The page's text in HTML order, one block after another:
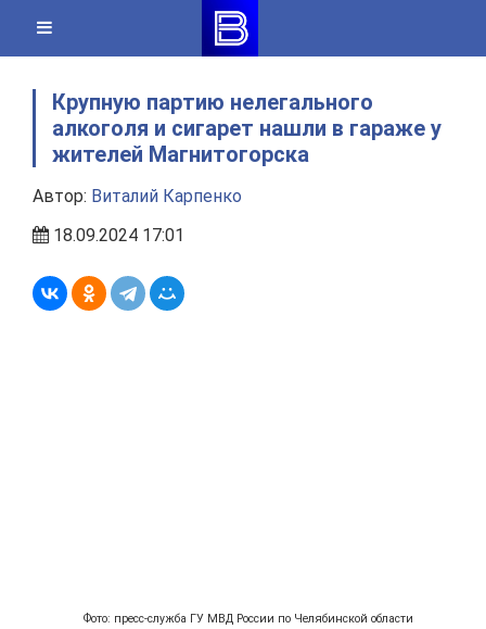
content
Крупную партию нелегального
алкоголя и сигарет нашли в гараже у
жителей Магнитогорска
Автор: Виталий Карпенко
18.09.2024 17:01
Фото: пресс-служба ГУ МВД России по Челябинской области